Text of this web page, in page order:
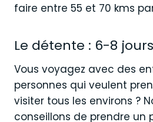
faire entre 55 et 70 kms
Le détente : 6-8 jours
Vous voyagez avec des
personnes qui veulent
visiter tous les environs ?
conseillons de prendre un